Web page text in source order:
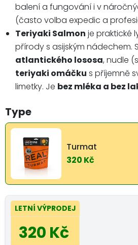
balení a fungování i v
(často volba expedic a
Teriyaki Salmon je praktické
přírody s asijským nádechem.
atlantického lososa, nudle
teriyaki omáčku s příjemně
limetky. Je bez mléka a bez
Type
Turmat
320 Kč
LETNÍ VÝPRODEJ
320 Kč